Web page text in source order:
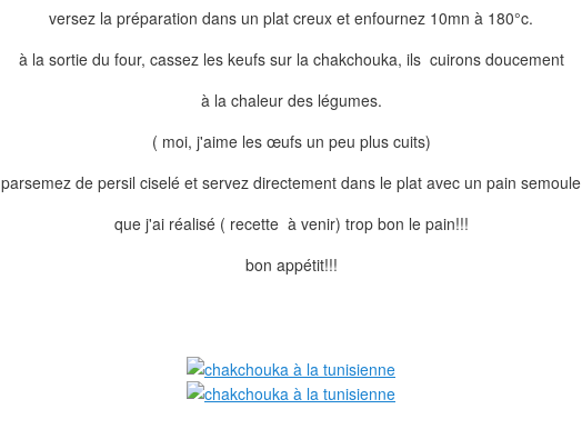
versez la préparation dans un plat creux et enfournez 10mn à 180°c.
à la sortie du four, cassez les keufs sur la chakchouka, ils cuirons doucement
à la chaleur des légumes.
( moi, j'aime les œufs un peu plus cuits)
parsemez de persil ciselé et servez directement dans le plat avec un pain semoule
que j'ai réalisé ( recette à venir) trop bon le pain!!!
bon appétit!!!